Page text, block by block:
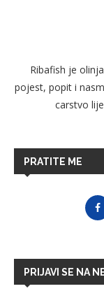
Ribafish je
pojest, popit i
carstvo
PRATITE ME
PRIJAVI SE NA